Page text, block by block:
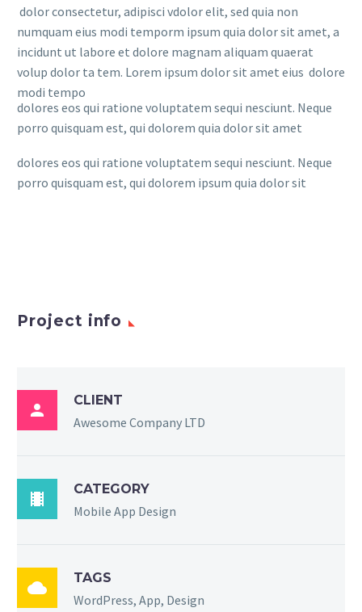
dolor consectetur, adipisci vdolor elit, sed quia non
numquam eius modi temporm ipsum quia dolor sit amet, a
incidunt ut labore et dolore magnam aliquam quaerat
volup dolor ta tem. Lorem ipsum dolor sit amet eius dolore
modi tempo
dolores eos qui ratione voluptatem sequi nesciunt. Neque
porro quisquam est, qui dolorem quia dolor sit amet
dolores eos qui ratione voluptatem sequi nesciunt. Neque
porro quisquam est, qui dolorem ipsum quia dolor sit
Project info

CLIENT
Awesome Company LTD

CATEGORY
Mobile App Design

TAGS
WordPress, App, Design